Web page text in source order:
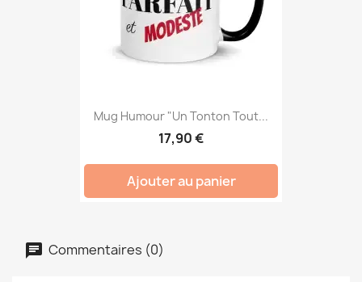
Mug Humour "Un Tonton Tout...
17,90 €
Ajouter au panier
Commentaires (0)